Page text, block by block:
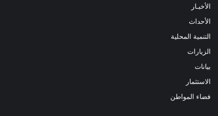
الأخبـار
الأحداث
التنمية المحلية
الزيارات
بيانات
الاستثمار
فضاء المواطن